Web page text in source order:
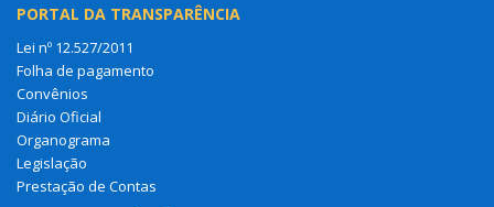
PORTAL DA TRANSPARÊNCIA
Lei nº 12.527/2011
Folha de pagamento
Convênios
Diário Oficial
Organograma
Legislação
Prestação de Contas